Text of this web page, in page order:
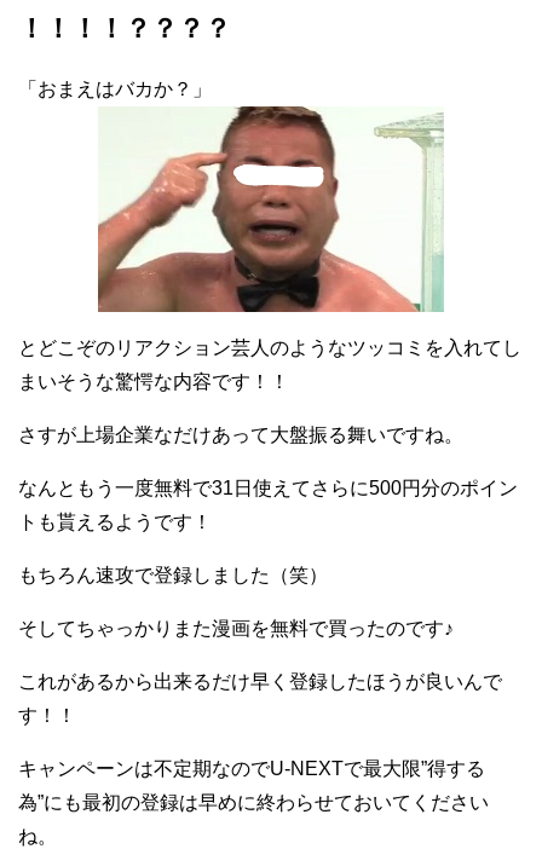
！！！！？？？？
「おまえはバカか？」
とどこぞのリアクション芸人のようなツッコミを入れてし
まいそうな驚愕な内容です！！
さすが上場企業なだけあって大盤振る舞いですね。
なんともう一度無料で31日使えてさらに500円分のポイン
トも貰えるようです！
もちろん速攻で登録しました（笑）
そしてちゃっかりまた漫画を無料で買ったのです♪
これがあるから出来るだけ早く登録したほうが良いんで
す！！
キャンペーンは不定期なのでU-NEXTで最大限”得する
為”にも最初の登録は早めに終わらせておいてください
ね。